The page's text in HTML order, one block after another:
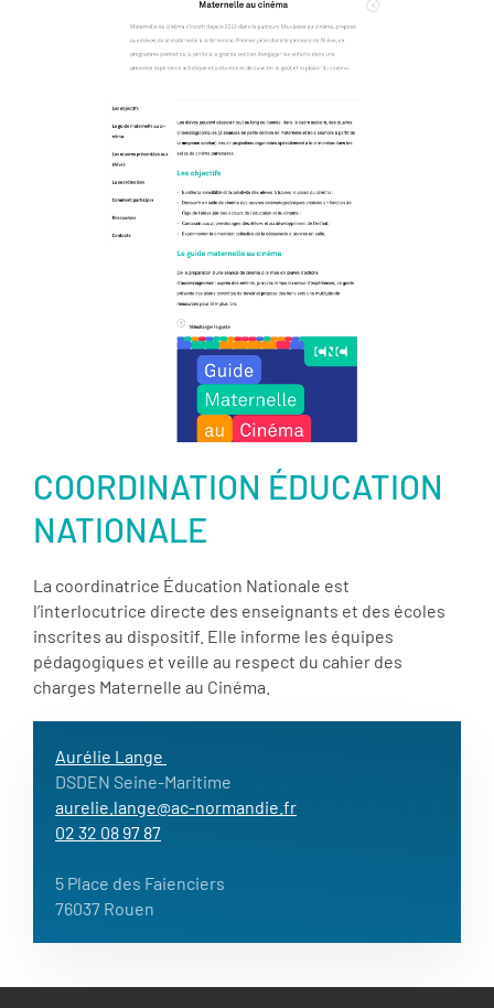
En savoir plus
COORDINATION ÉDUCATION
NATIONALE
La coordinatrice Éducation Nationale est
l’interlocutrice directe des enseignants et des écoles
inscrites au dispositif. Elle informe les équipes
pédagogiques et veille au respect du cahier des
charges Maternelle au Cinéma.
Aurélie Lange
DSDEN Seine-Maritime
aurelie.lange@ac-normandie.fr
02 32 08 97 87
5 Place des Faienciers
76037 Rouen